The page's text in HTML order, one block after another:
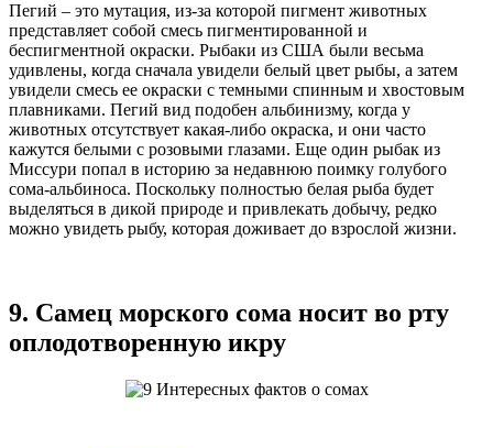
Пегий – это мутация, из-за которой пигмент животных
представляет собой смесь пигментированной и
беспигментной окраски. Рыбаки из США были весьма
удивлены, когда сначала увидели белый цвет рыбы, а затем
увидели смесь ее окраски с темными спинным и хвостовым
плавниками. Пегий вид подобен альбинизму, когда у
животных отсутствует какая-либо окраска, и они часто
кажутся белыми с розовыми глазами. Еще один рыбак из
Миссури попал в историю за недавнюю поимку голубого
сома-альбиноса. Поскольку полностью белая рыба будет
выделяться в дикой природе и привлекать добычу, редко
можно увидеть рыбу, которая доживает до взрослой жизни.
9. Самец морского сома носит во рту
оплодотворенную икру